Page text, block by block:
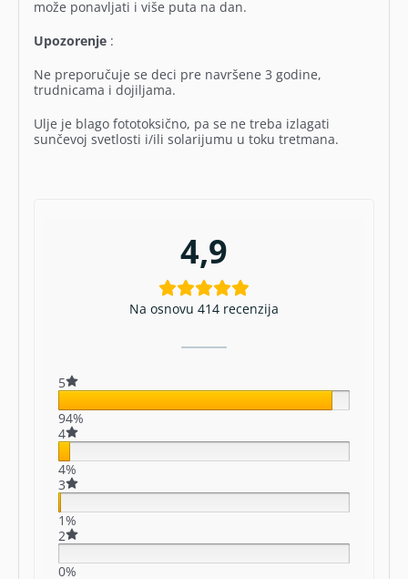
može ponavljati i više puta na dan.
Upozorenje :
Ne preporučuje se deci pre navršene 3 godine,
trudnicama i dojiljama.
Ulje je blago fototoksično, pa se ne treba izlagati
sunčevoj svetlosti i/ili solarijumu u toku tretmana.
4,9
Na osnovu 414 recenzija
5
94%
4
4%
3
1%
2
0%